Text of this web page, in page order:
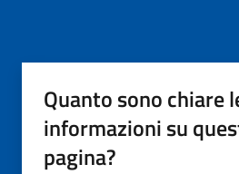
Quanto sono chiare
informazioni su
pagina?